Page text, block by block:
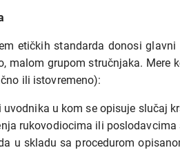
etičkih standarda donosi
malom grupom stručnjaka. Mere
ili istovremeno):
u kom se opisuje slučaj
rukovodiocima ili poslodavcima
u skladu sa procedurom